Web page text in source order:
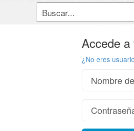
Accede
¿No eres